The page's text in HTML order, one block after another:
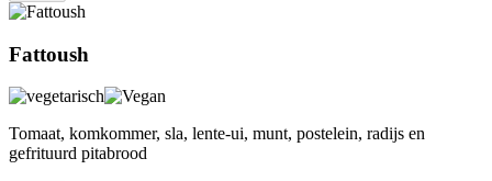
Fattoush
Tomaat, komkommer, sla, lente-ui, munt, postelein, radijs en
gefrituurd pitabrood